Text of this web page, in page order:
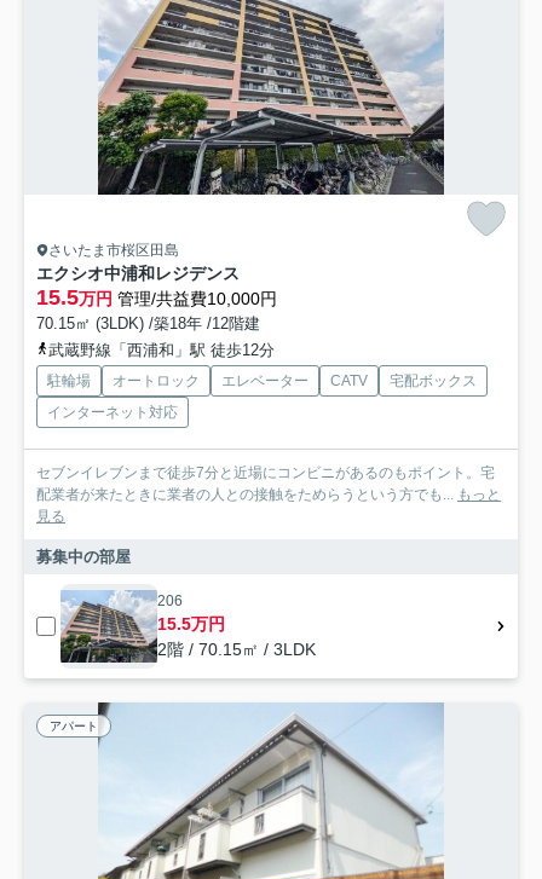
さいたま市桜区田島
エクシオ中浦和レジデンス
15.5万円 管理/共益費10,000円
70.15㎡ (3LDK) /築18年 /12階建
武蔵野線「西浦和」駅 徒歩12分
駐輪場 オートロック エレベーター CATV
宅配ボックス
インターネット対応
セブンイレブンまで徒歩7分と近場にコンビニがあるのもポイント。宅
配業者が来たときに業者の人との接触をためらうという方でも... もっと
見る
募集中の部屋
206
15.5万円
2階 / 70.15㎡ / 3LDK
アパート